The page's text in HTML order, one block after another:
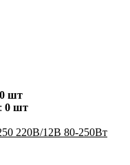
0 шт
0 шт
220В/12В 80-250Вт